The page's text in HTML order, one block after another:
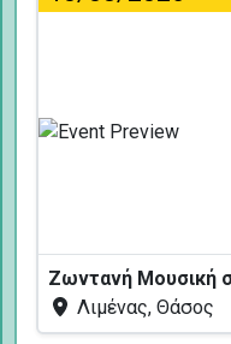
Ζωντανή Μουσική
Λιμένας, Θάσος